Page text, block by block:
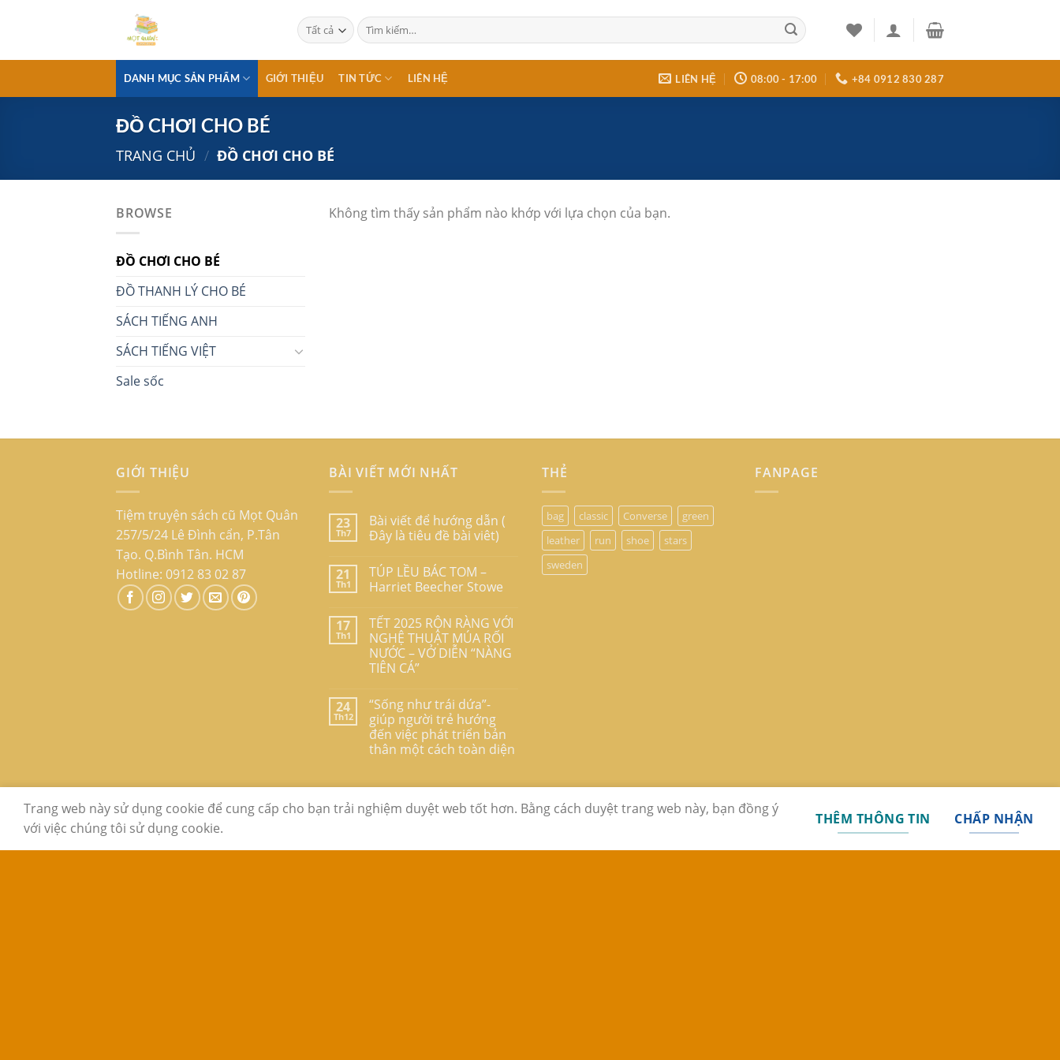
Tìm
kiếm:
DANH MỤC SẢN PHẨM GIỚI THIỆU TIN TỨC LIÊN HỆ LIÊN HỆ 08:00 - 17:00 +84 0912 830 287
ĐỒ CHƠI CHO BÉ
TRANG CHỦ / ĐỒ CHƠI CHO BÉ
BROWSE
ĐỒ CHƠI CHO BÉ
ĐỒ THANH LÝ CHO BÉ
SÁCH TIẾNG ANH
SÁCH TIẾNG VIỆT
Sale sốc
Không tìm thấy sản phẩm nào khớp với lựa chọn của bạn.
GIỚI THIỆU
Tiệm truyện sách cũ Mọt Quân
257/5/24 Lê Đình cẩn, P.Tân
Tạo. Q.Bình Tân. HCM
Hotline: 0912 83 02 87
BÀI VIẾT MỚI NHẤT
23
Th7
Bài viết để hướng dẫn (
Đây là tiêu đề bài viêt)
21
Th1
TÚP LỀU BÁC TOM –
Harriet Beecher Stowe
17
Th1
TẾT 2025 RỘN RÀNG VỚI
NGHỆ THUẬT MÚA RỐI
NƯỚC – VỞ DIỄN “NÀNG
TIÊN CÁ”
24
Th12
“Sống như trái dứa”-
giúp người trẻ hướng
đến việc phát triển bản
thân một cách toàn diện
THẺ
bag classic Converse
green
leather
run shoe
stars
sweden
FANPAGE
GIỚI THIỆU LIÊN HỆ FAQ
Copyright 2026 ©www.sachcugiare24h.com
Trang web này sử dụng cookie để cung cấp cho bạn trải nghiệm duyệt web tốt hơn. Bằng cách duyệt trang web này, bạn đồng ý
với việc chúng tôi sử dụng cookie.
THÊM THÔNG TIN CHẤP NHẬN